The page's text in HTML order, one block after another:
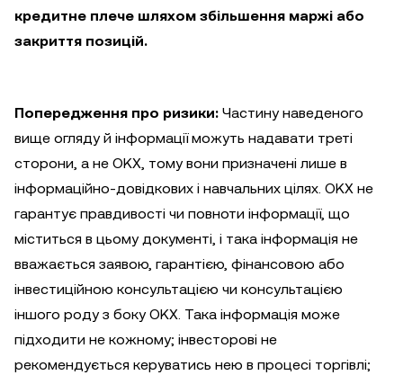
кредитне плече шляхом збільшення маржі або
закриття позицій.
Попередження про ризики: Частину наведеного
вище огляду й інформації можуть надавати треті
сторони, а не OKX, тому вони призначені лише в
інформаційно-довідкових і навчальних цілях. OKX не
гарантує правдивості чи повноти інформації, що
міститься в цьому документі, і така інформація не
вважається заявою, гарантією, фінансовою або
інвестиційною консультацією чи консультацією
іншого роду з боку OKX. Така інформація може
підходити не кожному; інвесторові не
рекомендується керуватись нею в процесі торгівлі;